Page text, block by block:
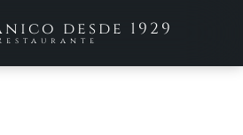
desde 1929